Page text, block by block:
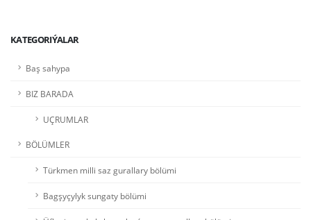
KATEGORIÝALAR
Baş sahypa
BIZ BARADA
UÇRUMLAR
BÖLÜMLER
Türkmen milli saz gurallary bölümi
Bagşyçylyk sungaty bölümi